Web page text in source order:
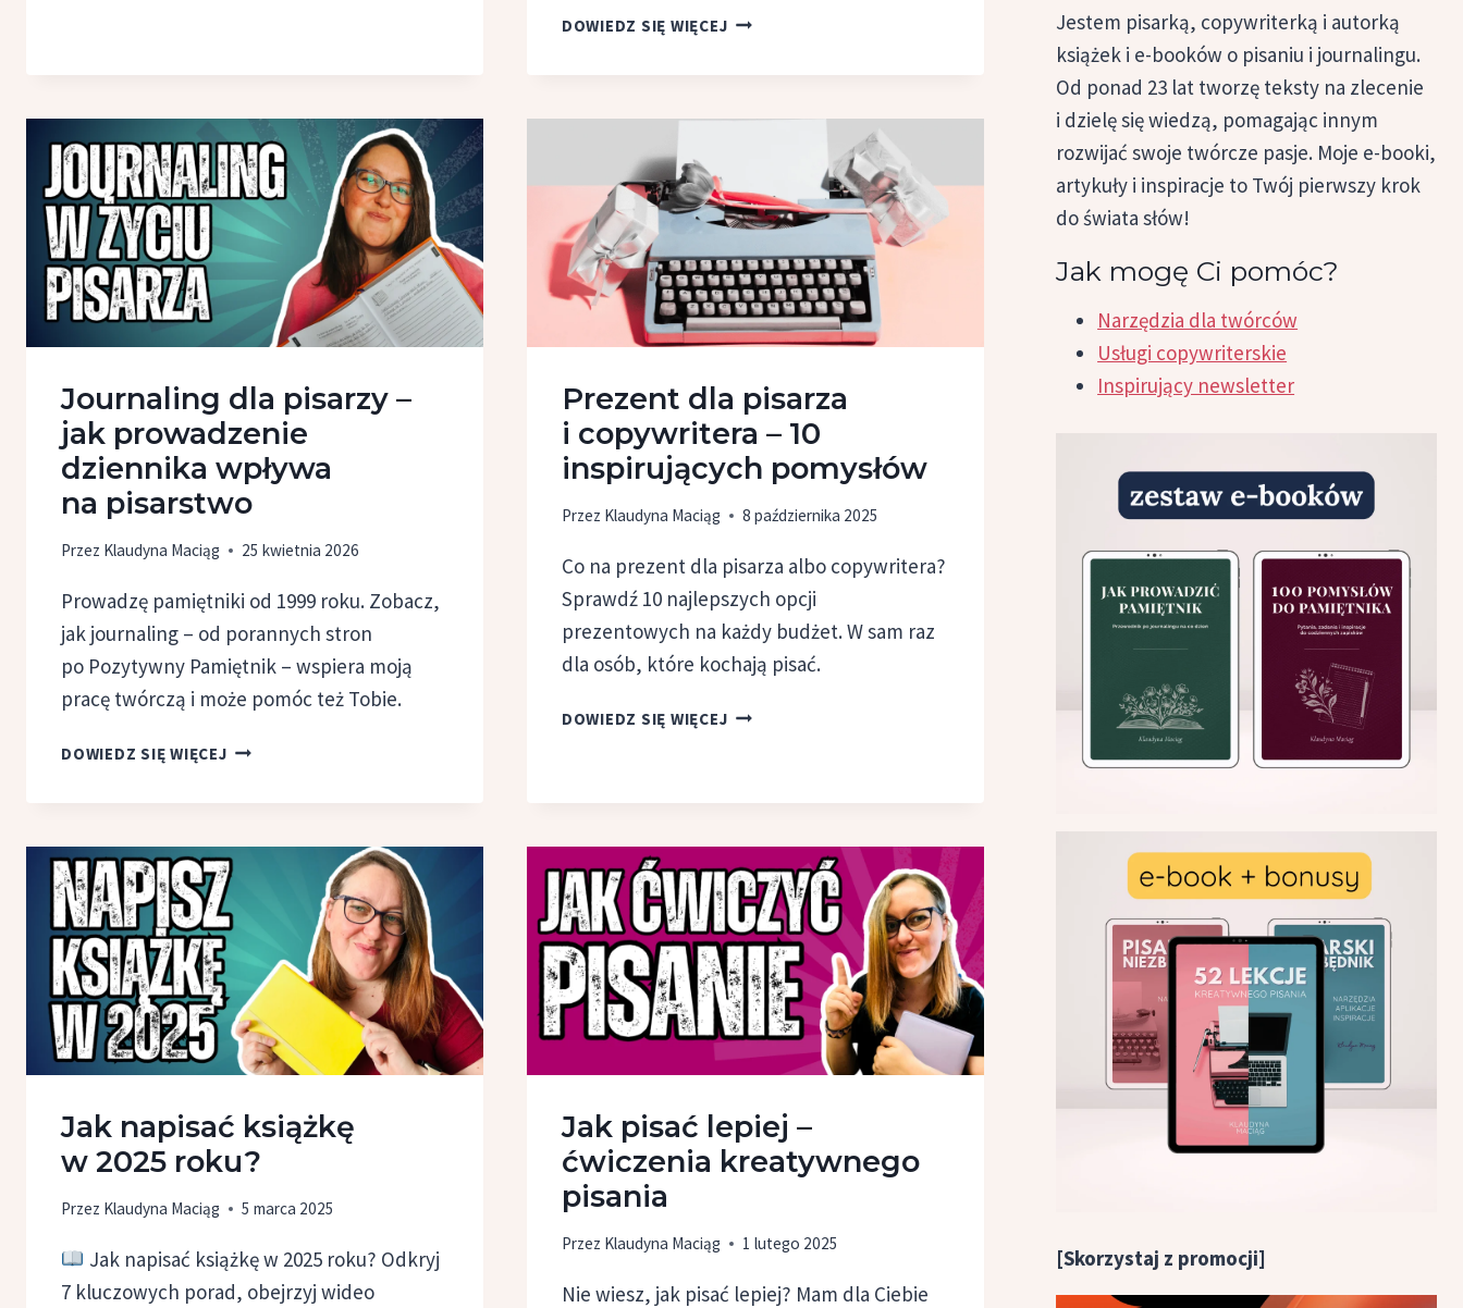
LUDZI,
NIE ALGORYTMÓW
DOWIEDZ SIĘ WIĘCEJJAK
NA STRONĘ
BYŁAM
GOŚCIEM
CMS
CONF
PODCAST
Journaling dla pisarzy –
jak prowadzenie
dziennika wpływa
na pisarstwo
Przez Klaudyna Maciąg 25 kwietnia 2026
Prowadzę pamiętniki od 1999 roku. Zobacz,
jak journaling – od porannych stron
po Pozytywny Pamiętnik – wspiera moją
pracę twórczą i może pomóc też Tobie.
DOWIEDZ SIĘ WIĘCEJJOURNALING
JAK
PROWADZENIE
DZIENNIKA
WPŁYWA
NA PISARSTWO
Prezent dla pisarza
i copywritera – 10
inspirujących pomysłów
Przez Klaudyna Maciąg 8 października 2025
Co na prezent dla pisarza albo copywritera?
Sprawdź 10 najlepszych opcji
prezentowych na każdy budżet. W sam raz
dla osób, które kochają pisać.
DOWIEDZ SIĘ WIĘCEJPREZENT
10
INSPIRUJĄCYCH
POMYSŁÓW
Jak napisać książkę
w 2025 roku?
Przez Klaudyna Maciąg 5 marca 2025
Jak napisać książkę w 2025 roku? Odkryj
7 kluczowych porad, obejrzyj wideo
Jak pisać lepiej –
ćwiczenia kreatywnego
pisania
Przez Klaudyna Maciąg 1 lutego 2025
Nie wiesz, jak pisać lepiej? Mam dla Ciebie
Jestem pisarką, copywriterką i autorką
książek i e-booków o pisaniu i journalingu.
Od ponad 23 lat tworzę teksty na zlecenie
i dzielę się wiedzą, pomagając innym
rozwijać swoje twórcze pasje. Moje e-booki,
artykuły i inspiracje to Twój pierwszy krok
do świata słów!
Jak mogę Ci pomóc?
Narzędzia dla twórców
Usługi copywriterskie
Inspirujący newsletter
[Skorzystaj z promocji]